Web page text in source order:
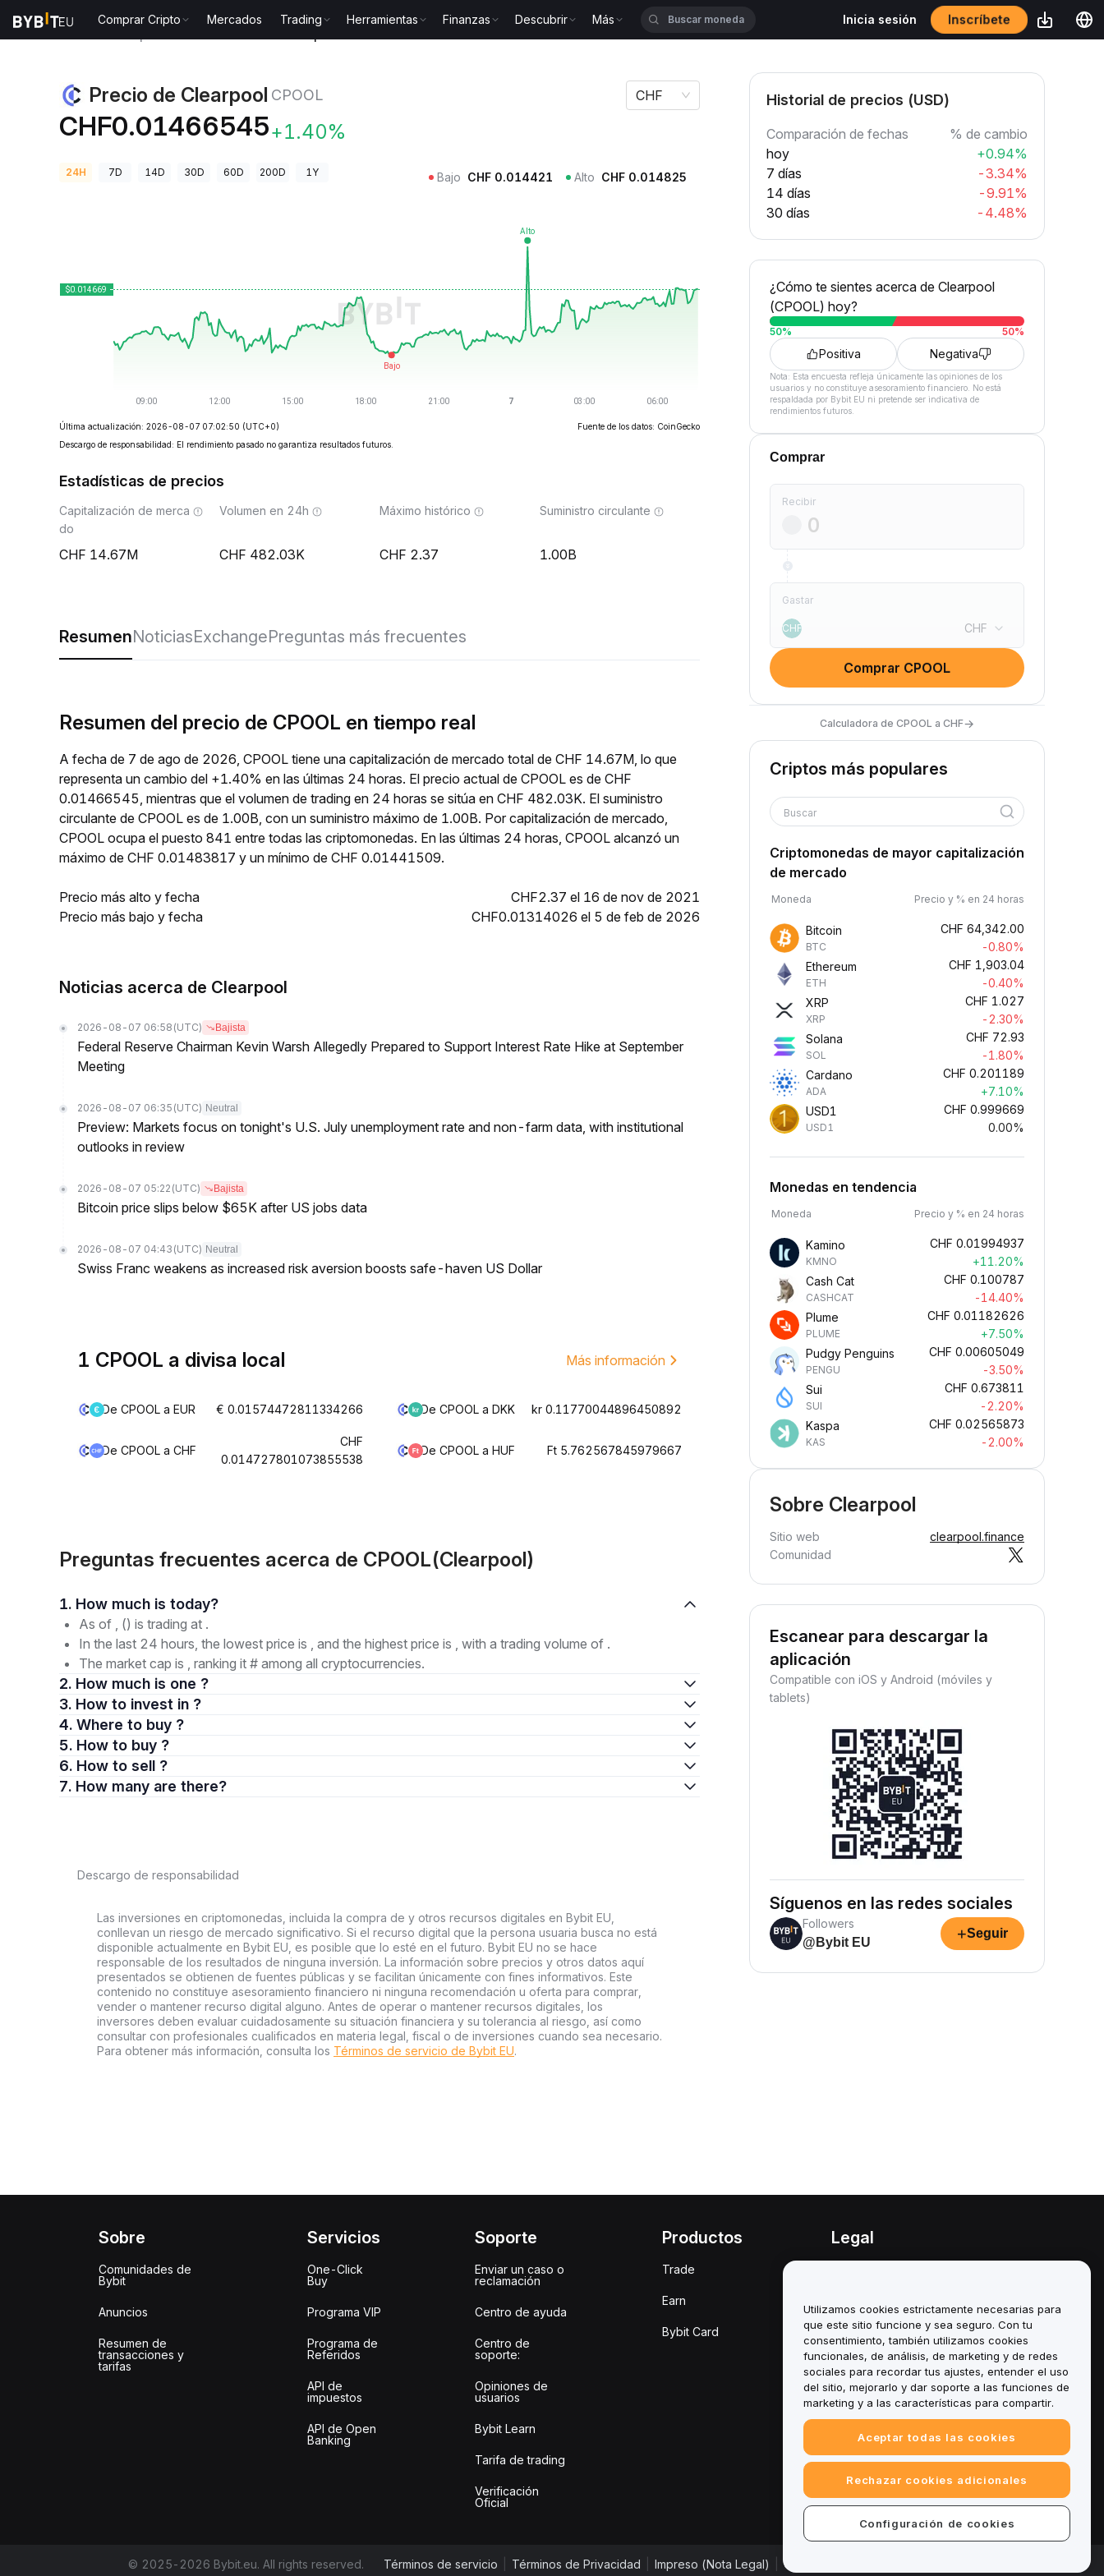
Comprar Cripto Mercados Trading Herramientas Finanzas Descubrir Más Inicia sesión Inscríbete
Precio de Clearpool CPOOL
CHF0.01466545+1.40%
CHF
24H 7D 14D 30D 60D 200D 1Y Bajo CHF 0.014421 Alto CHF 0.014825
Última actualización: 2026-08-07 07:02:50 (UTC+0)
Fuente de los datos: CoinGecko
Descargo de responsabilidad: El rendimiento pasado no garantiza resultados futuros.
Estadísticas de precios
Capitalización de merca
do
14.67M
Volumen en 24h
482.03K
Máximo histórico
2.37
Suministro circulante
1.00B
ResumenNoticiasExchangePreguntas más frecuentes
Resumen del precio de CPOOL en tiempo real
A fecha de 7 de ago de 2026, CPOOL tiene una capitalización de mercado total de CHF 14.67M, lo que
representa un cambio del +1.40% en las últimas 24 horas. El precio actual de CPOOL es de CHF
0.01466545, mientras que el volumen de trading en 24 horas se sitúa en CHF 482.03K. El suministro
circulante de CPOOL es de 1.00B, con un suministro máximo de 1.00B. Por capitalización de mercado,
CPOOL ocupa el puesto 841 entre todas las criptomonedas. En las últimas 24 horas, CPOOL alcanzó un
máximo de CHF 0.01483817 y un mínimo de CHF 0.01441509.
Precio más alto y fecha
CHF2.37 el 16 de nov de 2021
Precio más bajo y fecha
CHF0.01314026 el 5 de feb de 2026
Noticias acerca de Clearpool
2026-08-07 06:58 (UTC) Bajista
Federal Reserve Chairman Kevin Warsh Allegedly Prepared to Support Interest Rate Hike at September
Meeting
2026-08-07 06:35 (UTC) Neutral
Preview: Markets focus on tonight's U.S. July unemployment rate and non-farm data, with institutional
outlooks in review
2026-08-07 05:22 (UTC) Bajista
Bitcoin price slips below $65K after US jobs data
2026-08-07 04:43 (UTC) Neutral
Swiss Franc weakens as increased risk aversion boosts safe-haven US Dollar
1 CPOOL a divisa local Más información
De CPOOL a EUR € 0.01574472811334266 De CPOOL a DKK kr 0.11770044896450892
De CPOOL a CHF
CHF
0.014727801073855538
De CPOOL a HUF Ft 5.762567845979667
Preguntas frecuentes acerca de CPOOL(Clearpool)
1. How much is today?
As of , () is trading at .
In the last 24 hours, the lowest price is , and the highest price is , with a trading volume of .
The market cap is , ranking it # among all cryptocurrencies.
2. How much is one ?
3. How to invest in ?
4. Where to buy ?
5. How to buy ?
6. How to sell ?
7. How many are there?
Descargo de responsabilidad
Las inversiones en criptomonedas, incluida la compra de y otros recursos digitales en Bybit EU,
conllevan un riesgo de mercado significativo. Si el recurso digital que la persona usuaria busca no está
disponible actualmente en Bybit EU, es posible que lo esté en el futuro. Bybit EU no se hace
responsable de los resultados de ninguna inversión. La información sobre precios y otros datos aquí
presentados se obtienen de fuentes públicas y se facilitan únicamente con fines informativos. Este
contenido no constituye asesoramiento financiero ni ninguna recomendación u oferta para comprar,
vender o mantener recurso digital alguno. Antes de operar o mantener recursos digitales, los
inversores deben evaluar cuidadosamente su situación financiera y su tolerancia al riesgo, así como
consultar con profesionales cualificados en materia legal, fiscal o de inversiones cuando sea necesario.
Para obtener más información, consulta los Términos de servicio de Bybit EU.
Historial de precios (USD)
Comparación de fechas
% de cambio
hoy
+0.94%
7 días
-3.34%
14 días
-9.91%
30 días
-4.48%
¿Cómo te sientes acerca de Clearpool
(CPOOL) hoy?
50% 50%
Positiva Negativa
Nota: Esta encuesta refleja únicamente las opiniones de los
usuarios y no constituye asesoramiento financiero. No está
respaldada por Bybit EU ni pretende ser indicativa de
rendimientos futuros.
Comprar
Recibir
Gastar
CHF CHF
Comprar CPOOL
Calculadora de CPOOL a CHF→
Criptos más populares
Buscar
Criptomonedas de mayor capitalización
de mercado
Moneda Precio y % en 24 horas
Bitcoin
BTC
CHF 64,342.00
-0.80%
Ethereum
ETH
CHF 1,903.04
-0.40%
XRP
XRP
CHF 1.027
-2.30%
Solana
SOL
CHF 72.93
-1.80%
Cardano
ADA
CHF 0.201189
+7.10%
USD1
USD1
CHF 0.999669
0.00%
Monedas en tendencia
Moneda Precio y % en 24 horas
Kamino
KMNO
CHF 0.01994937
+11.20%
Cash Cat
CASHCAT
CHF 0.100787
-14.40%
Plume
PLUME
CHF 0.01182626
+7.50%
Pudgy Penguins
PENGU
CHF 0.00605049
-3.50%
Sui
SUI
CHF 0.673811
-2.20%
Kaspa
KAS
CHF 0.02565873
-2.00%
Sobre Clearpool
Sitio web
clearpool.finance
Comunidad
Escanear para descargar la
aplicación
Compatible con iOS y Android (móviles y
tablets)
Síguenos en las redes sociales
Followers
@Bybit EU
+Seguir
Sobre
Comunidades de
Bybit
Anuncios
Resumen de
transacciones y
tarifas
Servicios
One-Click
Buy
Programa VIP
Programa de
Referidos
API de
impuestos
API de Open
Banking
Soporte
Enviar un caso o
reclamación
Centro de ayuda
Centro de
soporte:
Opiniones de
usuarios
Bybit Learn
Tarifa de trading
Verificación
Oficial
Productos
Trade
Earn
Bybit Card
Legal
Resumen de la política de
custodia y administración
Información sobre ESG
Documentos técnicos de
criptoactivos
© 2025-2026 Bybit.eu. All rights reserved. Términos de servicio Términos de Privacidad Impreso (Nota Legal) Centro de preferencias de cookies
Utilizamos cookies estrictamente necesarias para
que este sitio funcione y sea seguro. Con tu
consentimiento, también utilizamos cookies
funcionales, de análisis, de marketing y de redes
sociales para recordar tus ajustes, entender el uso
del sitio, mejorarlo y dar soporte a las funciones de
marketing y a las características para compartir.
Aceptar todas las cookies
Rechazar cookies adicionales
Configuración de cookies